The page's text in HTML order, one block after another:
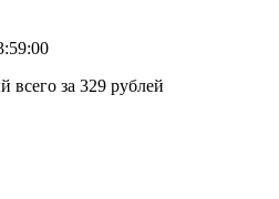
за 329 рублей